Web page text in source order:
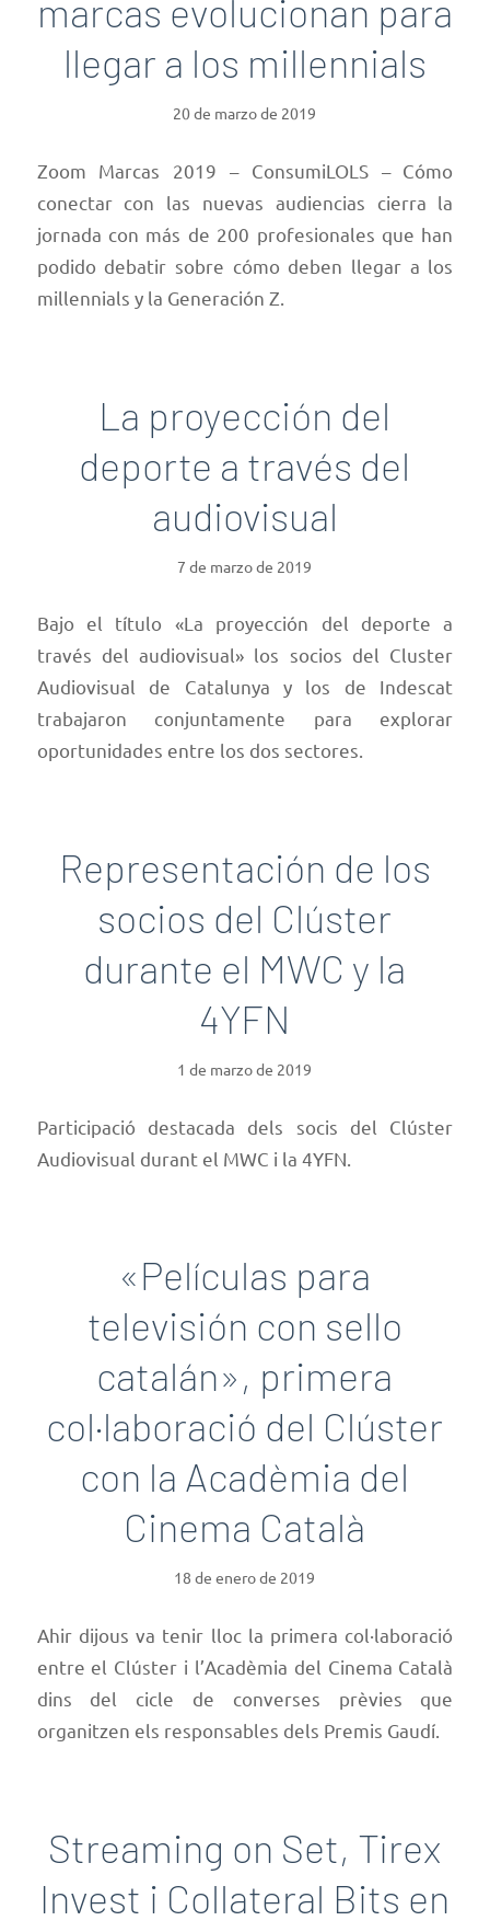
marcas evolucionan para
llegar a los millennials
20 de marzo de 2019
Zoom Marcas 2019 – ConsumiLOLS – Cómo
conectar con las nuevas audiencias cierra la
jornada con más de 200 profesionales que han
podido debatir sobre cómo deben llegar a los
millennials y la Generación Z.
La proyección del
deporte a través del
audiovisual
7 de marzo de 2019
Bajo el título «La proyección del deporte a
través del audiovisual» los socios del Cluster
Audiovisual de Catalunya y los de Indescat
trabajaron conjuntamente para explorar
oportunidades entre los dos sectores.
Representación de los
socios del Clúster
durante el MWC y la
4YFN
1 de marzo de 2019
Participació destacada dels socis del Clúster
Audiovisual durant el MWC i la 4YFN.
«Películas para
televisión con sello
catalán», primera
col·laboració del Clúster
con la Acadèmia del
Cinema Català
18 de enero de 2019
Ahir dijous va tenir lloc la primera col·laboració
entre el Clúster i l’Acadèmia del Cinema Català
dins del cicle de converses prèvies que
organitzen els responsables dels Premis Gaudí.
Streaming on Set, Tirex
Invest i Collateral Bits en